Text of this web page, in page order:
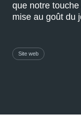
que notre
mise au goût du
Site web